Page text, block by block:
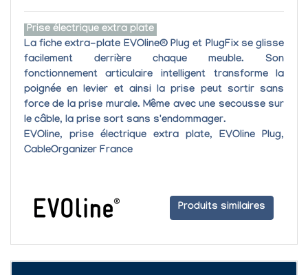
Prise électrique extra plate
La fiche extra-plate EVOline® Plug et PlugFixse glisse
facilement derrière chaque meuble. Son
fonctionnement articulaire intelligent transforme la
poignée en levier et ainsi la prise peut sortir sans
force de la prise murale. Même avec une secousse sur
le câble, la prise sort sans s'endommager.
EVOline, prise électrique extra plate, EVOline Plug,
CableOrganizer France
Produits similaires